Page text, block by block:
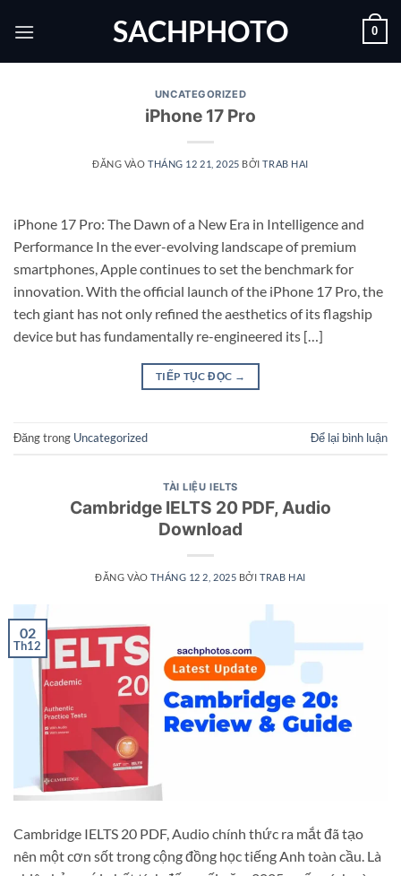
qua
SACHPHOTO 0
UNCATEGORIZED
iPhone 17 Pro
ĐĂNG VÀOTHÁNG 12 21, 2025 BỞITRAB HAI
iPhone 17 Pro: The Dawn of a New Era in Intelligence and
Performance In the ever-evolving landscape of premium
smartphones, Apple continues to set the benchmark for
innovation. With the official launch of the iPhone 17 Pro, the
tech giant has not only refined the aesthetics of its flagship
device but has fundamentally re-engineered its […]
TIẾP TỤC ĐỌC →
Đăng trong Uncategorized Để lại bình luận
TÀI LIỆU IELTS
Cambridge IELTS 20 PDF, Audio
Download
ĐĂNG VÀOTHÁNG 12 2, 2025 BỞITRAB HAI
02
Th12
Cambridge IELTS 20 PDF, Audio chính thức ra mắt đã tạo
nên một cơn sốt trong cộng đồng học tiếng Anh toàn cầu. Là